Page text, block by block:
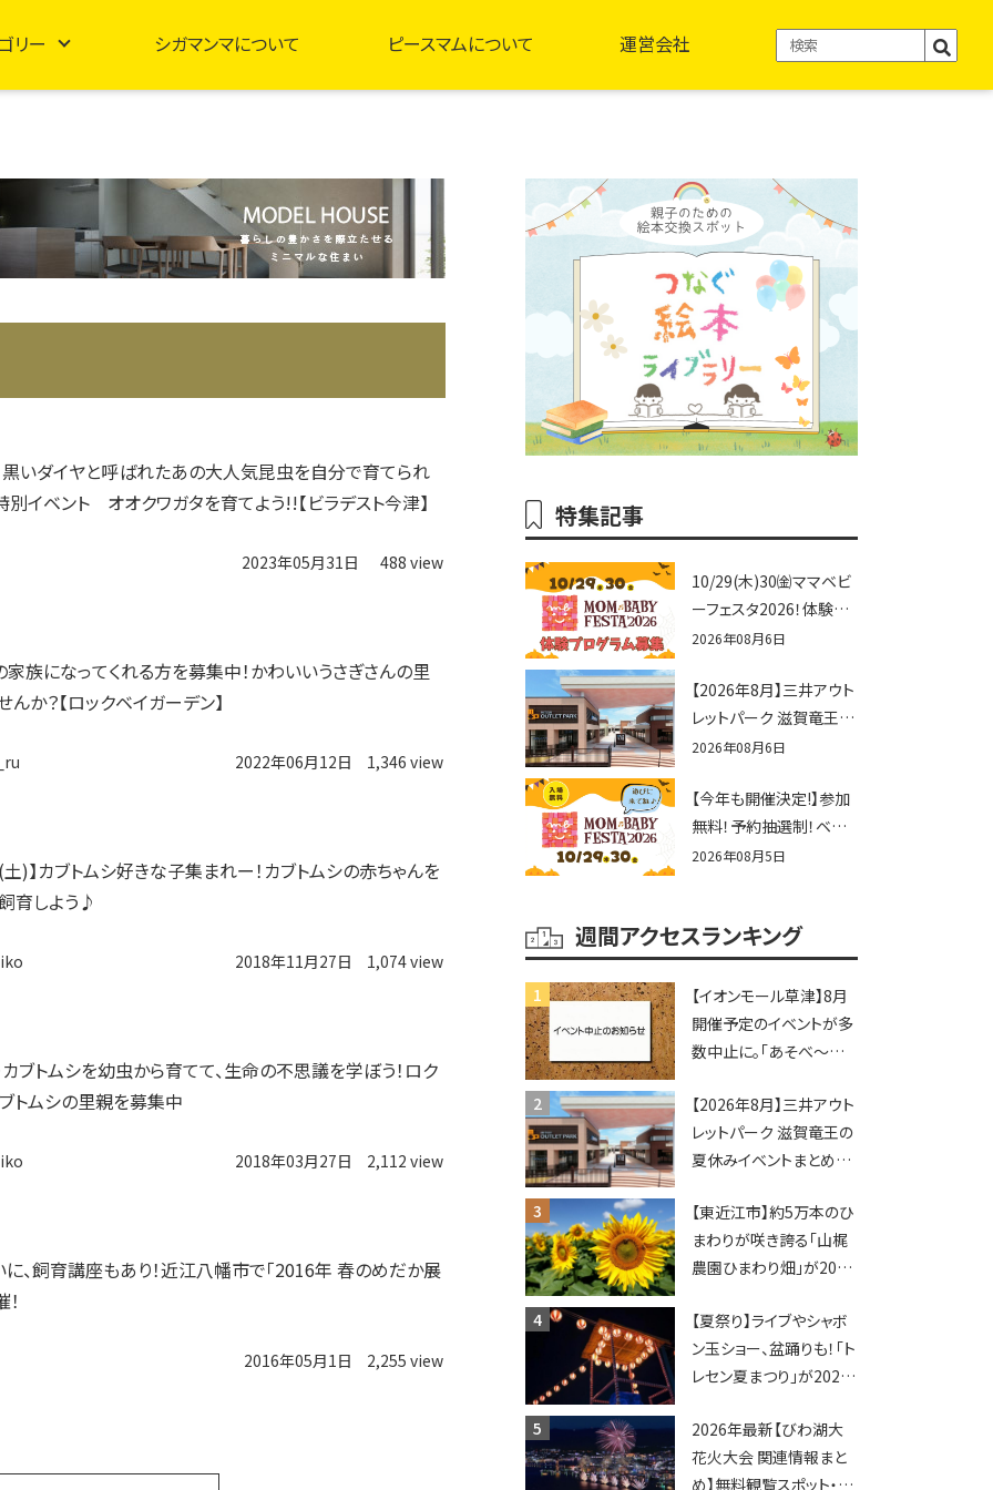
リー シガマンマについて ピースマムについて 運営会社
黒いダイヤと呼ばれたあの大人気昆虫を自分で育てられ
別イベント オオクワガタを育てよう!!【ビラデスト今津】
2023年05月31日 488 view
家族になってくれる方を募集中！かわいいうさぎさんの里
か？【ロックベイガーデン】
2022年06月12日 1,346 view
)】カブトムシ好きな子集まれー！カブトムシの赤ちゃんを
育しよう♪
2018年11月27日 1,074 view
ブトムシを幼虫から育てて、生命の不思議を学ぼう！ロク
トムシの里親を募集中
2018年03月27日 2,112 view
に、飼育講座もあり！近江八幡市で「2016年 春のめだか展
2016年05月1日 2,255 view
特集記事
10/29(木)30㈮ママベビ
ーフェスタ2026！体験プ
ログラム募集♪赤ちゃん
せんか？
2026年08月6日
【2026年8月】三井アウト
レットパーク 滋賀竜王の
夏休みイベントまとめ！
辛グルメ・フォトコンテス
トまで盛りだくさん！
2026年08月6日
【今年も開催決定!】参加
無料！予約抽選制！ベビ
ーファミリー必見☆入場
2026！親子で楽しもう
♪inピエリ守山
2026年08月5日
週間アクセスランキング
【イオンモール草津】8月
開催予定のイベントが多
数中止に。「あそべ〜る
ショーなど
【2026年8月】三井アウト
レットパーク 滋賀竜王の
夏休みイベントまとめ！
辛グルメ・フォトコンテス
トまで盛りだくさん！
【東近江市】約5万本のひ
まわりが咲き誇る「山梶
農園ひまわり畑」が2026
ポットやキッチンカーも
登場！何度も入園できる
フリーパスも販売★
【夏祭り】ライブやシャボ
ン玉ショー、盆踊りも！「ト
レセン夏まつり」が2026
2026年最新【びわ湖大
花火大会 関連情報まと
め】無料観覧スポット・同